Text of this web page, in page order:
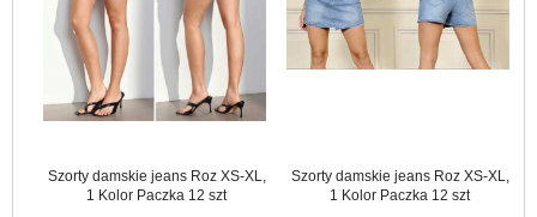
Szorty damskie jeans Roz XS-XL,
1 Kolor Paczka 12 szt
Szorty damskie jeans Roz XS-XL,
1 Kolor Paczka 12 szt